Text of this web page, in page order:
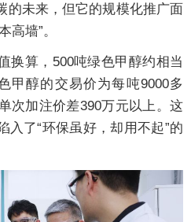
的未来，但它的规模化推广面
高墙”。
换算，500吨绿色甲醇约相当
甲醇的交易价为每吨9000多
次加注价差390万元以上。这
入了“环保虽好，却用不起”的